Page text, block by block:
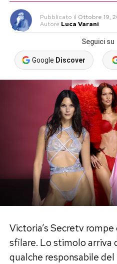
Pubblicato il Ottobre 19,
Autore Luca Varani
Seguici su
Google Discover
Victoria’s Secretv
sfilare. Lo stimolo arriva
qualche responsabile